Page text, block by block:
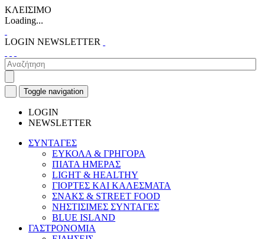
ΚΛΕΙΣΙΜΟ
Loading...
LOGIN NEWSLETTER
Toggle navigation
LOGIN
NEWSLETTER
ΣΥΝΤΑΓΕΣ
ΕΥΚΟΛΑ & ΓΡΗΓΟΡΑ
ΠΙΑΤΑ ΗΜΕΡΑΣ
LIGHT & HEALTHY
ΓΙΟΡΤΕΣ ΚΑΙ ΚΑΛΕΣΜΑΤΑ
ΣΝΑΚΣ & STREET FOOD
ΝΗΣΤΙΣΙΜΕΣ ΣΥΝΤΑΓΕΣ
BLUE ISLAND
ΓΑΣΤΡΟΝΟΜΙΑ